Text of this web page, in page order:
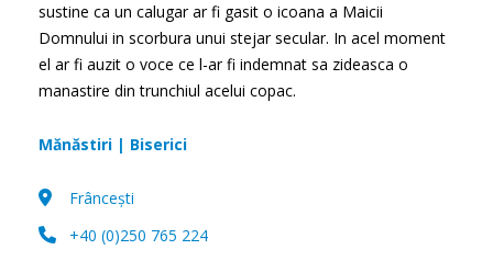
sustine ca un calugar ar fi gasit o icoana a Maicii
Domnului in scorbura unui stejar secular. In acel moment
el ar fi auzit o voce ce l-ar fi indemnat sa zideasca o
manastire din trunchiul acelui copac.
Mănăstiri | Biserici
Frâncești
+40 (0)250 765 224